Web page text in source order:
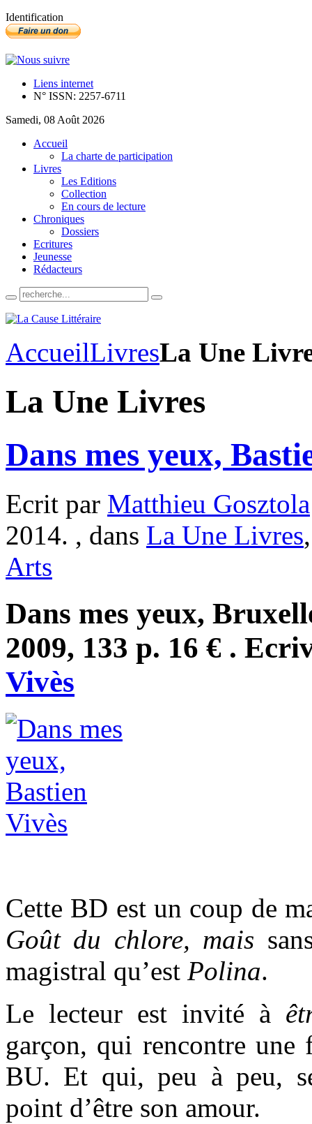
Identification
Liens internet
N° ISSN: 2257-6711
Samedi, 08 Août 2026
Accueil
La charte de participation
Livres
Les Editions
Collection
En cours de lecture
Chroniques
Dossiers
Ecritures
Jeunesse
Rédacteurs
AccueilLivresLa Une
La Une Livres
Dans mes yeux,
Ecrit par Matthieu Gosztola
2014. , dans La Une Livres
Arts
Dans mes yeux,
2009, 133 p. 16 € .
Vivès
Cette BD est un coup de
Goût du chlore, mais
magistral qu’est Polina.
Le lecteur est invité à
garçon, qui rencontre
BU. Et qui, peu à peu,
point d’être son amour.